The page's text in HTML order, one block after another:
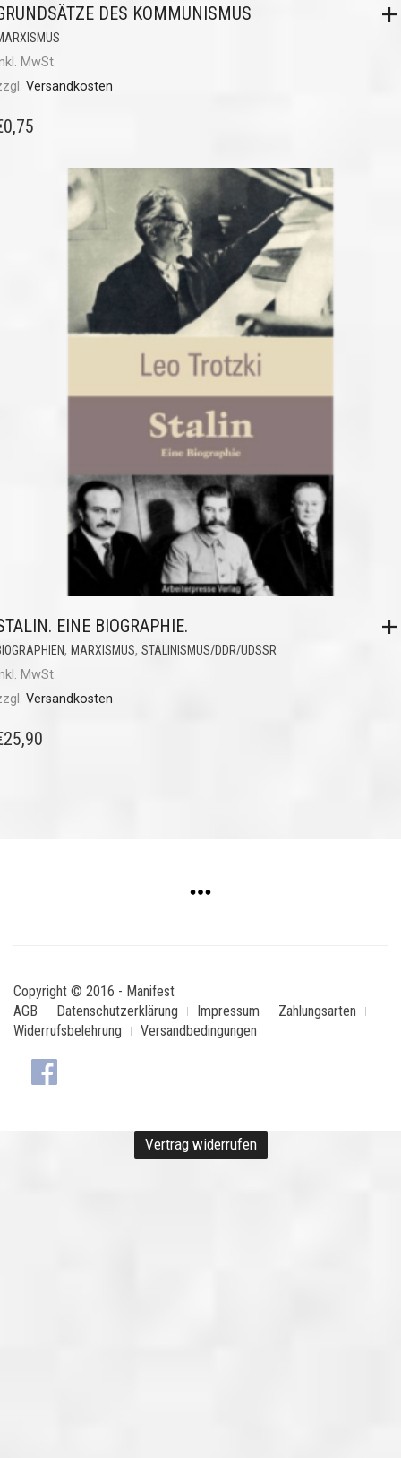
DES KOMMUNISMUS
MwSt.
Versandkosten
0,75
EINE BIOGRAPHIE.
, MARXISMUS, STALINISMUS/DDR/UDSSR
MwSt.
Versandkosten
25,90
Copyright © 2016 - Manifest
AGB
Datenschutzerklärung Impressum
Zahlungsarten
Widerrufsbelehrung
Versandbedingungen
Vertrag widerrufen